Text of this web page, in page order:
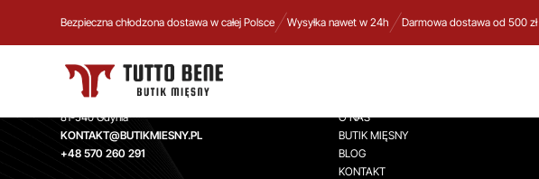
Bezpieczna chłodzona dostawa w całej Polsce Wysyłka nawet w 24h Darmowa dostawa od 500 zł
TUTTO BENE BUTIK MIĘSNY
Aleja Zwycięstwa 244,
81-540 Gdynia
KONTAKT@BUTIKMIESNY.PL
+48 570 260 291
O NAS
BUTIK MIĘSNY
BLOG
KONTAKT